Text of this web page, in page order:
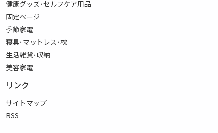
健康グッズ･セルフケア用品
固定ページ
季節家電
寝具･マットレス･枕
生活雑貨･収納
美容家電
リンク
サイトマップ
RSS